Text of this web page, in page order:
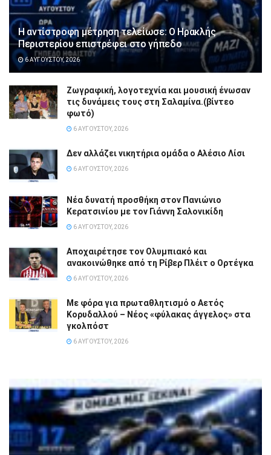
Η αντίστροφη μέτρηση τελείωσε: Ο Ηρακλής
Περιστερίου επιστρέφει στο γήπεδο
6 ΑΥΓΟΎΣΤΟΥ, 2026
Ζωγραφική, λογοτεχνία και μουσική ένωσαν
τις δυνάμεις τους στη Σαλαμίνα.(βίντεο
φωτό)
6 ΑΥΓΟΎΣΤΟΥ, 2026
Δεν αλλάζει νικητήρια ομάδα ο Αλέσιο Λίσι
6 ΑΥΓΟΎΣΤΟΥ, 2026
Νέα δυνατή προσθήκη στον Πανιώνιο
Κερατσινίου με τον Γιάννη Σαλονικίδη
6 ΑΥΓΟΎΣΤΟΥ, 2026
Αποχαιρέτησε τον Ολυμπιακό και
ανακοινώθηκε από τη Ρίβερ Πλέιτ ο Ορτέγκα
6 ΑΥΓΟΎΣΤΟΥ, 2026
Με φόρα για πρωταθλητισμό ο Αετός
Κορυδαλλού – Νέος «φύλακας άγγελος» στα
γκολπόστ
6 ΑΥΓΟΎΣΤΟΥ, 2026